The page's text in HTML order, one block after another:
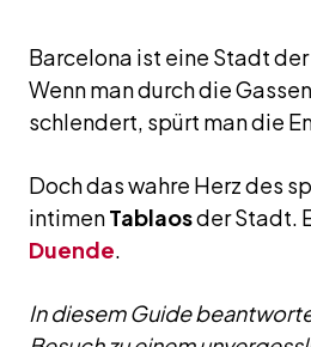
Barcelona ist eine Stadt
Wenn man durch die
schlendert, spürt man die
Doch das wahre Herz des
intimenTablaosder Stadt.
Duende.
In diesem Guide